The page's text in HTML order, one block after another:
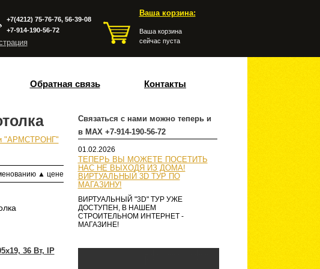
Ваша корзина:
Ваша корзина
сейчас пуста
+7(4212) 75-76-76, 56-39-08
+7-914-190-56-72
Обратная связь Контакты
Связаться с нами можно теперь и
в MAX +7-914-190-56-72
01.02.2026
ТЕПЕРЬ ВЫ МОЖЕТЕ ПОСЕТИТЬ
НАС НЕ ВЫХОДЯ ИЗ ДОМА!
ВИРТУАЛЬНЫЙ 3D ТУР ПО
МАГАЗИНУ!
ВИРТУАЛЬНЫЙ "3D" ТУР УЖЕ
ДОСТУПЕН, В НАШЕМ
СТРОИТЕЛЬНОМ ИНТЕРНЕТ -
МАГАЗИНЕ!
"АРМСТРОНГ"
▲ цене
36 Вт, IP